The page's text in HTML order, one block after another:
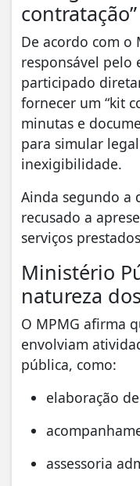
contratação”
De acordo com o
responsável pelo
participado
fornecer um “kit
minutas e
para simular
inexigibilidade.
Ainda segundo a
recusado a
serviços
Ministério
natureza
O MPMG afirma
envolviam
pública, como:
elaboração
assessoria